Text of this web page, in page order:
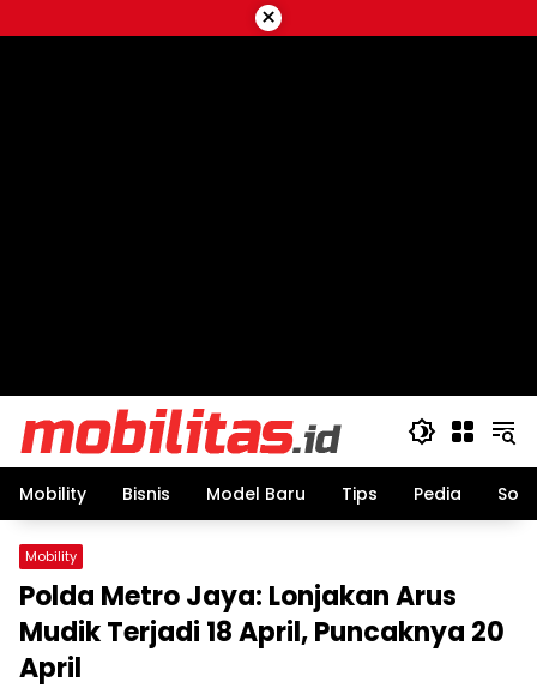
to
×
Mobility Bisnis Model Baru Tips Pedia
Mobility
Polda Metro Jaya: Lonjakan Arus
Mudik Terjadi 18 April, Puncaknya 20
April